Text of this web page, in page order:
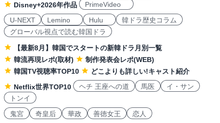
Disney+2026年作品
PrimeVideo
U-NEXT
Lemino Hulu
韓ドラ歴史コラム
グローバル視点で読む韓国ドラ
【最新8月】韓国でスタートの新韓ドラ月別一覧
韓流再現レポ(取材)
制作発表会レポ(WEB)
韓国TV視聴率TOP10
どこよりも詳しい!キャスト紹介
Netflix世界TOP10
ヘチ 王座への道 馬医
イ・サン
トンイ
鬼宮
奇皇后 華政 善徳女王 恋人